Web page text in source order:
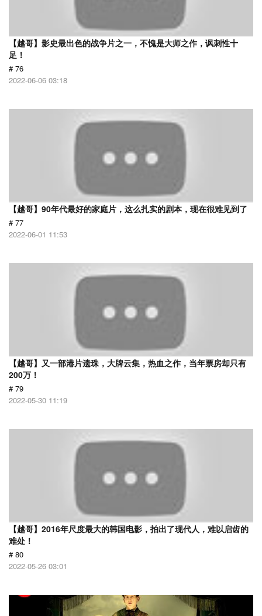
【越哥】影史最出色的战争片之一，不愧是大师之作，讽刺性十
足！
# 76
2022-06-06 03:18
【越哥】90年代最好的家庭片，这么扎实的剧本，现在很难见到了
# 77
2022-06-01 11:53
【越哥】又一部港片遗珠，大牌云集，热血之作，当年票房却只有
200万！
# 79
2022-05-30 11:19
【越哥】2016年尺度最大的韩国电影，拍出了现代人，难以启齿的
难处！
# 80
2022-05-26 03:01